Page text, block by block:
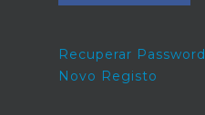
Recuperar Password
Novo Registo